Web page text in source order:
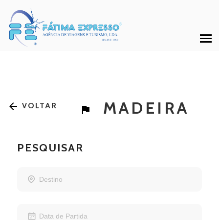
VOLTAR MADEIRA
PESQUISAR